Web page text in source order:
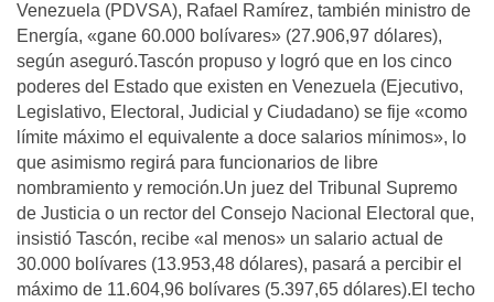
Venezuela (PDVSA), Rafael Ramí­rez, también ministro de
Energí­a, «gane 60.000 bolí­vares» (27.906,97 dólares),
según aseguró.Tascón propuso y logró que en los cinco
poderes del Estado que existen en Venezuela (Ejecutivo,
Legislativo, Electoral, Judicial y Ciudadano) se fije «como
lí­mite máximo el equivalente a doce salarios mí­nimos», lo
que asimismo regirá para funcionarios de libre
nombramiento y remoción.Un juez del Tribunal Supremo
de Justicia o un rector del Consejo Nacional Electoral que,
insistió Tascón, recibe «al menos» un salario actual de
30.000 bolí­vares (13.953,48 dólares), pasará a percibir el
máximo de 11.604,96 bolí­vares (5.397,65 dólares).El techo